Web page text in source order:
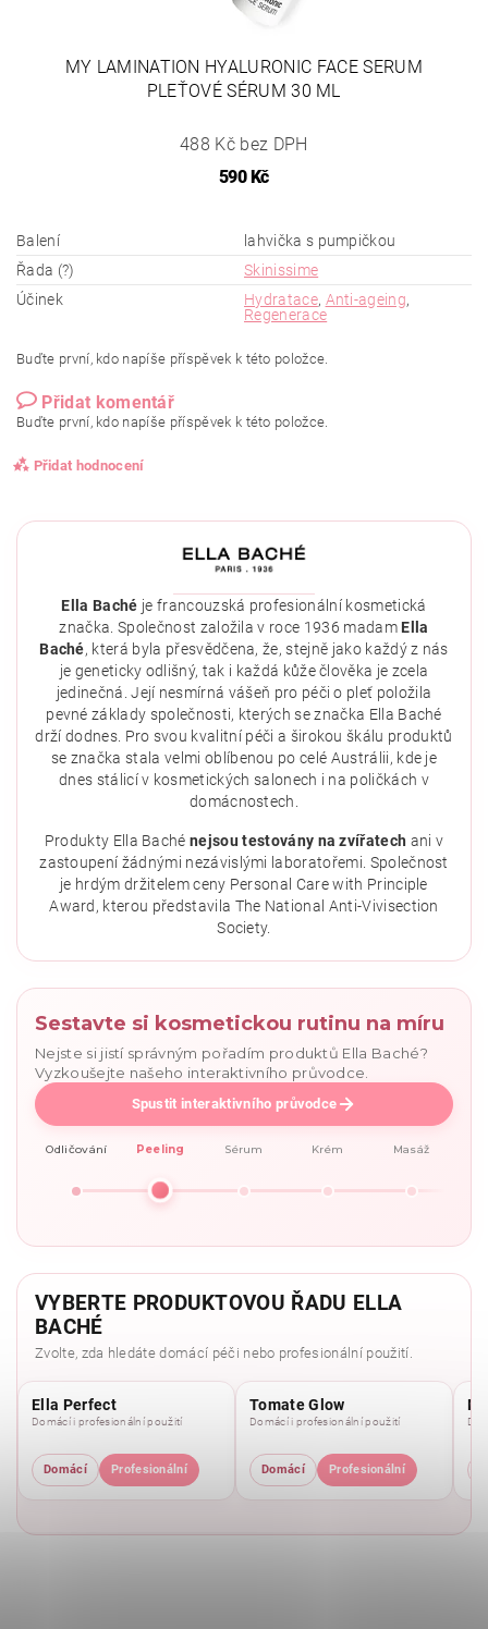
MY LAMINATION HYALURONIC FACE SERUM
PLEŤOVÉ SÉRUM 30 ML
488 Kč bez DPH
590 Kč
Balení
lahvička s pumpičkou
Řada (?)
Skinissime
Účinek
Hydratace, Anti-ageing,
Regenerace
Buďte první, kdo napíše příspěvek k této položce.
Přidat komentář
Buďte první, kdo napíše příspěvek k této položce.
Přidat hodnocení
Vložením hodnocení souhlasíte sezásadami ochrany
Ella Baché je francouzská profesionální kosmetická
značka. Společnost založila v roce 1936 madam Ella
Baché, která byla přesvědčena, že, stejně jako každý z nás
je geneticky odlišný, tak i každá kůže člověka je zcela
jedinečná. Její nesmírná vášeň pro péči o pleť položila
pevné základy společnosti, kterých se značka Ella Baché
drží dodnes. Pro svou kvalitní péči a širokou škálu produktů
se značka stala velmi oblíbenou po celé Austrálii, kde je
dnes stálicí v kosmetických salonech i na poličkách v
domácnostech.
Produkty Ella Bachénejsou testovány na zvířatech ani v
zastoupení žádnými nezávislými laboratořemi. Společnost
je hrdým držitelem ceny Personal Care with Principle
Award, kterou představila The National Anti-Vivisection
Society.
Sestavte si kosmetickou rutinu na míru
Nejste si jistí správným pořadím produktů Ella Baché?
Vyzkoušejte našeho interaktivního průvodce.
Spustit interaktivního průvodce
Odličování Peeling Sérum Krém Masáž
VYBERTE PRODUKTOVOU ŘADU ELLA
BACHÉ
Zvolte, zda hledáte domácí péči nebo profesionální použití.
Ella Perfect
Domácí i profesionální použití
Domácí Profesionální
Tomate Glow
Domácí i profesionální použití
Domácí Profesionální